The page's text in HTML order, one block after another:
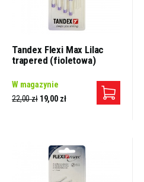
Tandex Flexi Max Lilac
trapered (fioletowa)
W magazynie
22,00 zł 19,00 zł